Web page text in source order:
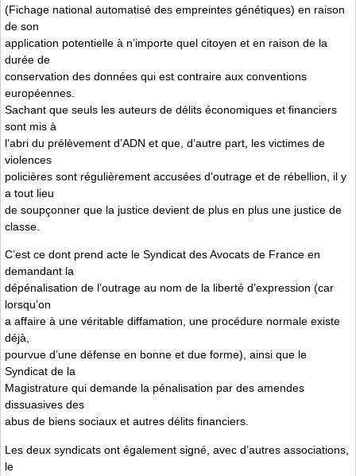
(Fichage national automatisé des empreintes génétiques) en raison
de son
application potentielle à n’importe quel citoyen et en raison de la
durée de
conservation des données qui est contraire aux conventions
européennes.
Sachant que seuls les auteurs de délits économiques et financiers
sont mis à
l’abri du prélèvement d’ADN et que, d’autre part, les victimes de
violences
policières sont régulièrement accusées d’outrage et de rébellion, il y
a tout lieu
de soupçonner que la justice devient de plus en plus une justice de
classe.
C’est ce dont prend acte le Syndicat des Avocats de France en
demandant la
dépénalisation de l’outrage au nom de la liberté d’expression (car
lorsqu’on
a affaire à une véritable diffamation, une procédure normale existe
déjà,
pourvue d’une défense en bonne et due forme), ainsi que le
Syndicat de la
Magistrature qui demande la pénalisation par des amendes
dissuasives des
abus de biens sociaux et autres délits financiers.
Les deux syndicats ont également signé, avec d’autres associations,
le